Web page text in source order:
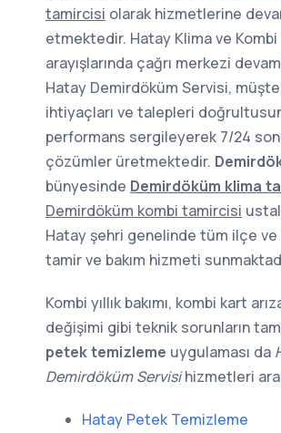
tamircisi olarak hizmetlerine
etmektedir. Hatay Klima ve
arayışlarında çağrı merkezi
Hatay Demirdöküm Servisi,
ihtiyaçları ve talepleri
performans sergileyerek 7/24
çözümler üretmektedir.
bünyesinde Demirdöküm klima
Demirdöküm kombi tamircisi
Hatay şehri genelinde tüm ilçe
tamir ve bakım hizmeti
Kombi yıllık bakımı, kombi kart
değişimi gibi teknik sorunların
petek temizleme uygulaması da
Demirdöküm Servisihizmetleri
Hatay Petek Temizleme